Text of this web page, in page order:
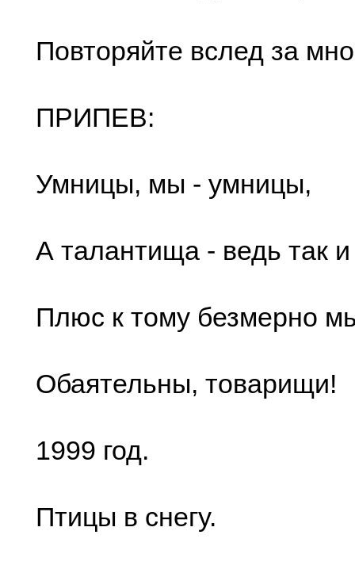
Повторяйте вслед за
ПРИПЕВ:
Умницы, мы - умницы,
А талантища - ведь так и
Плюс к тому безмерно
Обаятельны, товарищи!
1999 год.
Птицы в снегу.